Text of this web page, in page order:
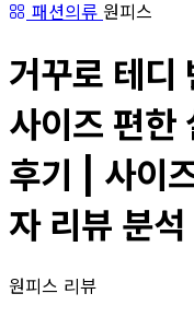
패션의류 원피스
거꾸로 테디
사이즈 편한
후기 | 사이
자 리뷰 분석
원피스 리뷰